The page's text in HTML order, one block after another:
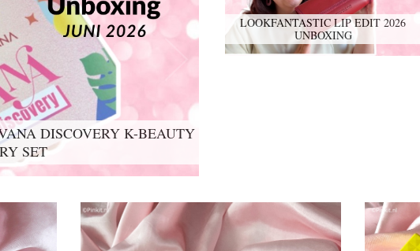
LOOKFANTASTIC LIP EDIT 2026
UNBOXING
DISCOVERY K-BEAUTY
SET